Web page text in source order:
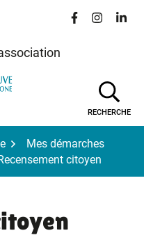
d'accessibilité
Lien vers le
Lien vers
Lien
RECHERCHE
Mes démarches
citoyen